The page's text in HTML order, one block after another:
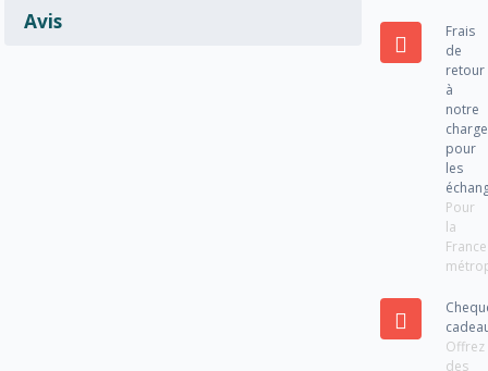
Avis
Frais
de
retour
à
notre
charge
pour
les
Pour
la
France
Offrez
des